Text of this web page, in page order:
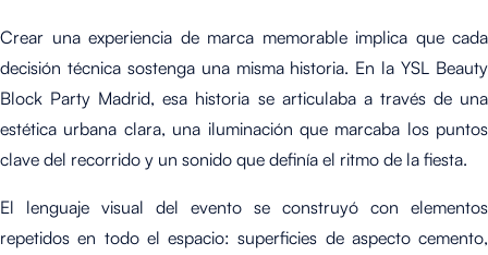
Crear una experiencia de marca memorable implica que cada
decisión técnica sostenga una misma historia. En la YSL Beauty
Block Party Madrid, esa historia se articulaba a través de una
estética urbana clara, una iluminación que marcaba los puntos
clave del recorrido y un sonido que definía el ritmo de la fiesta.
El lenguaje visual del evento se construyó con elementos
repetidos en todo el espacio: superficies de aspecto cemento,